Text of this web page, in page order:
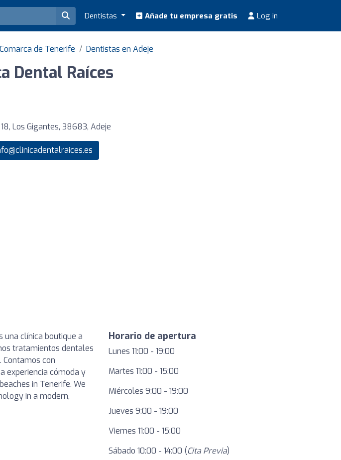
Dentistas Añade tu empresa gratis Log in
de Tenerife Dentistas en Adeje
Dental Raíces
Los Gigantes, 38683, Adeje
una clínica boutique a
tratamientos dentales
con
experiencia cómoda y
in Tenerife. We
in a modern,
Horario de apertura
Lunes 11:00 - 19:00
Martes 11:00 - 15:00
Miércoles 9:00 - 19:00
Jueves 9:00 - 19:00
Viernes 11:00 - 15:00
Sábado 10:00 - 14:00 (Cita Previa)